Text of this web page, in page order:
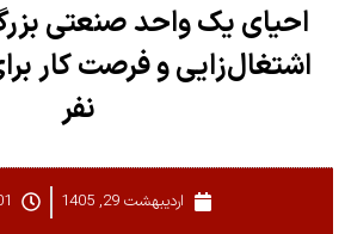
احیای یک واحد صنعتی
نفر
اردیبهشت 29, 1405